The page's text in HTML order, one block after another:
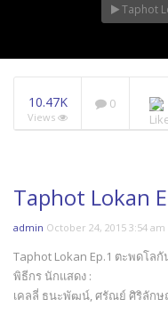
Taphot
10.47K
Views
0
Taphot Lokan
admin October 24, 2015 3:54 am
Taphot Lokan Ep.1 ตะพดโลกั
พิธีกร นักแสดง :
เคลลี่ ธนะพัฒน์, ศรัณย์ ศิริลัก